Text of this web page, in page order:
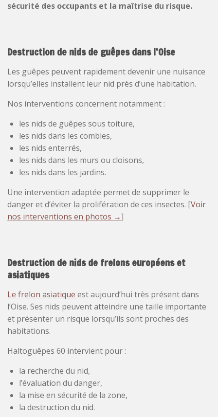
sécurité des occupants et la maîtrise du risque.
Destruction de nids de guêpes dans l’Oise
Les guêpes peuvent rapidement devenir une nuisance
lorsqu’elles installent leur nid près d’une habitation.
Nos interventions concernent notamment :
les nids de guêpes sous toiture,
les nids dans les combles,
les nids enterrés,
les nids dans les murs ou cloisons,
les nids dans les jardins.
Une intervention adaptée permet de supprimer le
danger et d’éviter la prolifération de ces insectes. [Voir
nos interventions en photos →]
Destruction de nids de frelons européens et
asiatiques
Le frelon asiatique est aujourd’hui très présent dans
l’Oise. Ses nids peuvent atteindre une taille importante
et présenter un risque lorsqu’ils sont proches des
habitations.
Haltoguêpes 60 intervient pour :
la recherche du nid,
l’évaluation du danger,
la mise en sécurité de la zone,
la destruction du nid.